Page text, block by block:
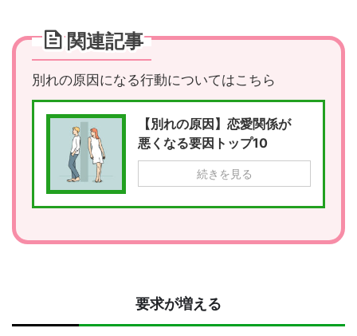
関連記事
別れの原因になる行動についてはこちら
【別れの原因】恋愛関係が
悪くなる要因トップ10
続きを見る
要求が増える